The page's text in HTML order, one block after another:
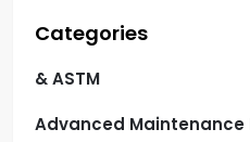
Categories
& ASTM
Advanced